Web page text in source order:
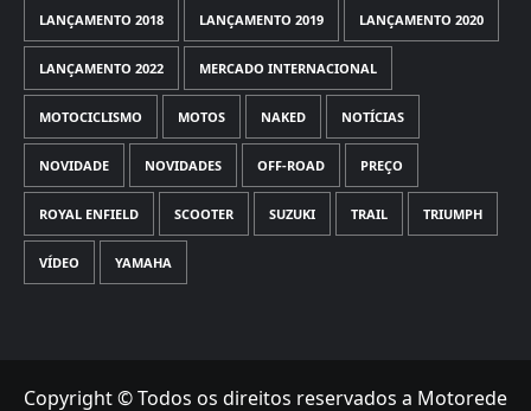
LANÇAMENTO 2018 LANÇAMENTO 2019 LANÇAMENTO 2020
LANÇAMENTO 2022 MERCADO INTERNACIONAL
MOTOCICLISMO MOTOS NAKED NOTÍCIAS
NOVIDADE NOVIDADES OFF-ROAD PREÇO
ROYAL ENFIELD SCOOTER SUZUKI TRAIL TRIUMPH
VÍDEO YAMAHA
Copyright © Todos os direitos reservados a Motorede